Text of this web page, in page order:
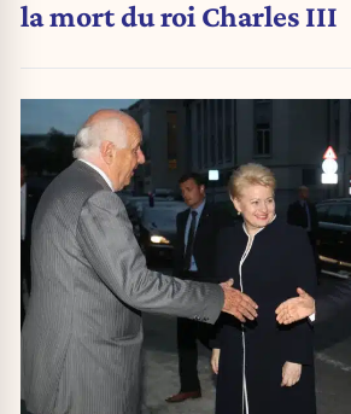
la mort du roi Charles III